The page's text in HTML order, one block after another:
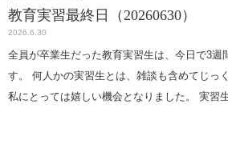
教育実習最終日（20260630）
2026.6.30
全員が卒業生だった教育実習生は、今日で3週
す。 何人かの実習生とは、雑談も含めてじっ
私にとっては嬉しい機会となりました。 実習